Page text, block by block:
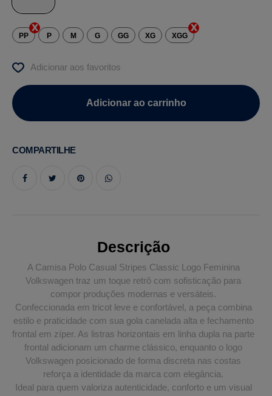
PP P M G GG XG XGG
Adicionar aos favoritos
COMPARTILHE
Descrição
A Camisa Polo Casual Stripes Classic Logo Feminina
Volkswagen traz um toque retrô com sofisticação para
compor produções modernas e versáteis.
Confeccionada em tricot leve e confortável, a peça combina
estilo e praticidade com sua gola canelada alta e fechamento
frontal em zíper. As listras horizontais em linha dupla na parte
frontal adicionam um charme clássico, enquanto o logo
Volkswagen posicionado de forma discreta nas costas
reforça a identidade da marca com elegância.
Ideal para quem valoriza autenticidade, conforto e um visual